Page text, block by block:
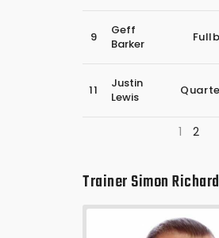
9
Geff
Barker
11
Justin
Lewis
1 2
TrainerSimon